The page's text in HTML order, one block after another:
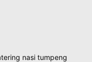
nasi tumpeng